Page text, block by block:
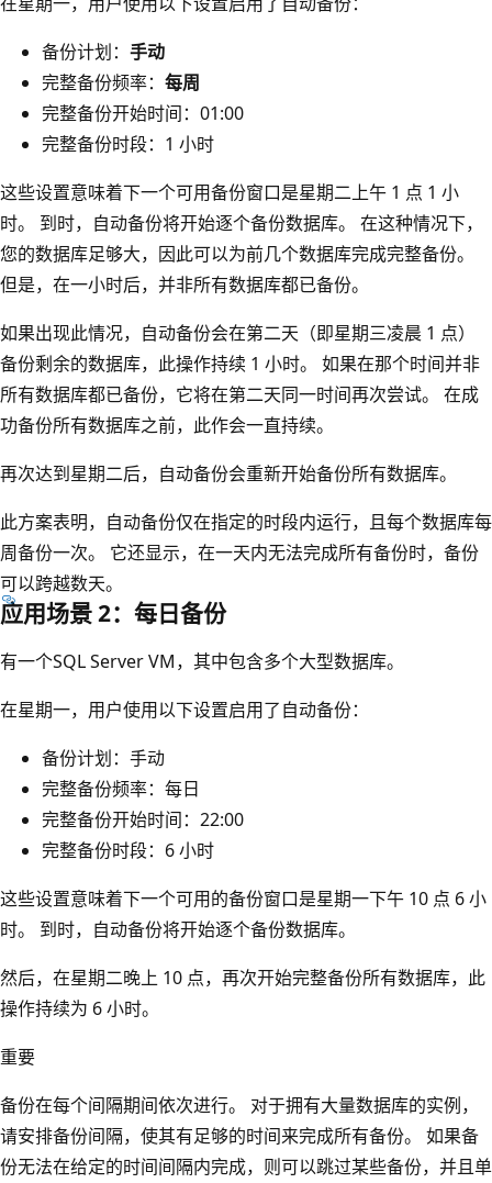
备份计划： 手动
完整备份频率： 每周
完整备份开始时间：01:00
完整备份时段：1 小时
这些设置意味着下一个可用备份窗口是星期二上午 1 点 1 小
时。 到时，自动备份将开始逐个备份数据库。 在这种情况下，
您的数据库足够大，因此可以为前几个数据库完成完整备份。
但是，在一小时后，并非所有数据库都已备份。
如果出现此情况，自动备份会在第二天（即星期三凌晨 1 点）
备份剩余的数据库，此操作持续 1 小时。 如果在那个时间并非
所有数据库都已备份，它将在第二天同一时间再次尝试。 在成
功备份所有数据库之前，此作会一直持续。
再次达到星期二后，自动备份会重新开始备份所有数据库。
此方案表明，自动备份仅在指定的时段内运行，且每个数据库每
周备份一次。 它还显示，在一天内无法完成所有备份时，备份
可以跨越数天。
应用场景 2：每日备份
有一个SQL Server VM，其中包含多个大型数据库。
在星期一，用户使用以下设置启用了自动备份：
备份计划：手动
完整备份频率：每日
完整备份开始时间：22:00
完整备份时段：6 小时
这些设置意味着下一个可用的备份窗口是星期一下午 10 点 6 小
时。 到时，自动备份将开始逐个备份数据库。
然后，在星期二晚上 10 点，再次开始完整备份所有数据库，此
操作持续为 6 小时。
重要
备份在每个间隔期间依次进行。 对于拥有大量数据库的实例，
请安排备份间隔，使其有足够的时间来完成所有备份。 如果备
份无法在给定的时间间隔内完成，则可以跳过某些备份，并且单